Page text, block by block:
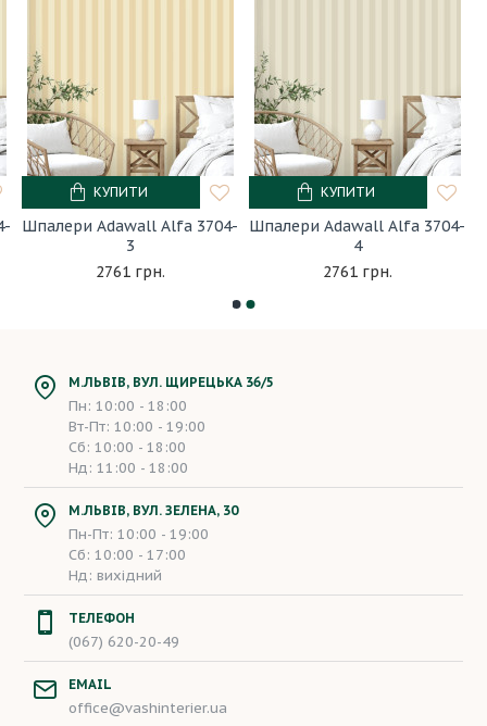
Шпалери Adawall Alfa 3704-
3
2761 грн.
КУПИТИ
Шпалери Adawall Alfa 3704-
4
2761 грн.
КУПИТИ
М.ЛЬВІВ, ВУЛ. ЩИРЕЦЬКА 36/5
Пн: 10:00 - 18:00
Вт-Пт: 10:00 - 19:00
Сб: 10:00 - 18:00
Нд: 11:00 - 18:00
М.ЛЬВІВ, ВУЛ. ЗЕЛЕНА, 30
Пн-Пт: 10:00 - 19:00
Сб: 10:00 - 17:00
Нд: вихідний
ТЕЛЕФОН
(067) 620-20-49
EMAIL
office@vashinterier.ua